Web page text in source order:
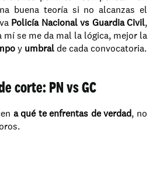
buena teoría si no alcanzas el
Policía Nacional vs Guardia Civil,
se me da mal la lógica, mejor la
y umbral de cada convocatoria.
corte: PN vs GC
a qué te enfrentas de verdad, no